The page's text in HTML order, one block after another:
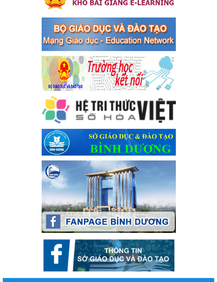
Kế hoạch thực hiện Chỉ thị số 16/CT-TTg ngày 27/05/2023 của
phạm, vi phạm pháp luật liên quan đến hoạt động tổ chức đánh
bạc và đánh bạc
Ngày ban hành: 04/03/2024
Kế hoạch Tổ chức Hội trại truyền thống học sinh thị xã Bến
Cát Lần thứ VIII, năm học 2023-2024
Kế hoạch Tổ chức Hội trại truyền thống học sinh thị xã Bến Cát
Lần thứ VIII, năm học 2023-2024
Ngày ban hành: 28/12/2023
Phối hợp rà soát nhu cầu tiêm vắc xin phòng Covid 19
Phối hợp rà soát nhu cầu tiêm vắc xin phòng Covid 19
Ngày ban hành: 22/11/2023
Phát động, triển khai Cuộc thi " An toàn giao thông cho nụ
cười ngày mai" dành cho học sinh và giáo viên trung học
năm học 2023-2024
Phát động, triển khai Cuộc thi " An toàn giao thông cho nụ cười
ngày mai" dành cho học sinh và giáo viên trung học năm học
Ngày ban hành: 22/11/2023
Nhắc nhỡ thực hiện thanh toán không dùng tiền mặt các
khoản thu trong nhà trường năm học 2023-2024 và các năm
Nhắc nhỡ thực hiện thanh toán không dùng tiền mặt các khoản
thu trong nhà trường năm học 2023-2024 và các năm tiếp theo